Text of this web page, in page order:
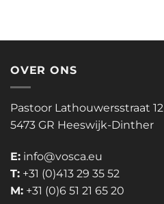
OVER ONS
Pastoor Lathouwersstraat 12
5473 GR Heeswijk-Dinther
E: info@vosca.eu
T: +31 (0)413 29 35 52
M: +31 (0)6 51 21 65 20